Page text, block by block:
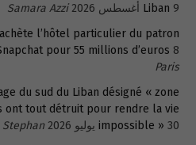
Liban 9 أغسطس 2026
Samara Azzi
l’hôtel particulier du patron
pour 55 millions d’euros 8 أغسطس 2026
Paris
du sud du Liban désigné « zone
ont tout détruit pour rendre la vie
impossible » 30 يوليو 2026
Stephan